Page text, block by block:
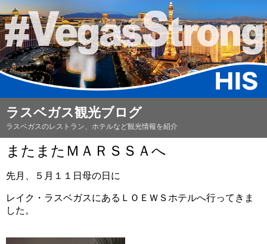
ラスベガス観光ブログ
ラスベガスのレストラン、ホテルなど観光情報を紹介
またまたＭＡＲＳＳＡへ
先月、５月１１日母の日に
レイク・ラスベガスにあるＬＯＥＷＳホテルへ行ってきま
した。